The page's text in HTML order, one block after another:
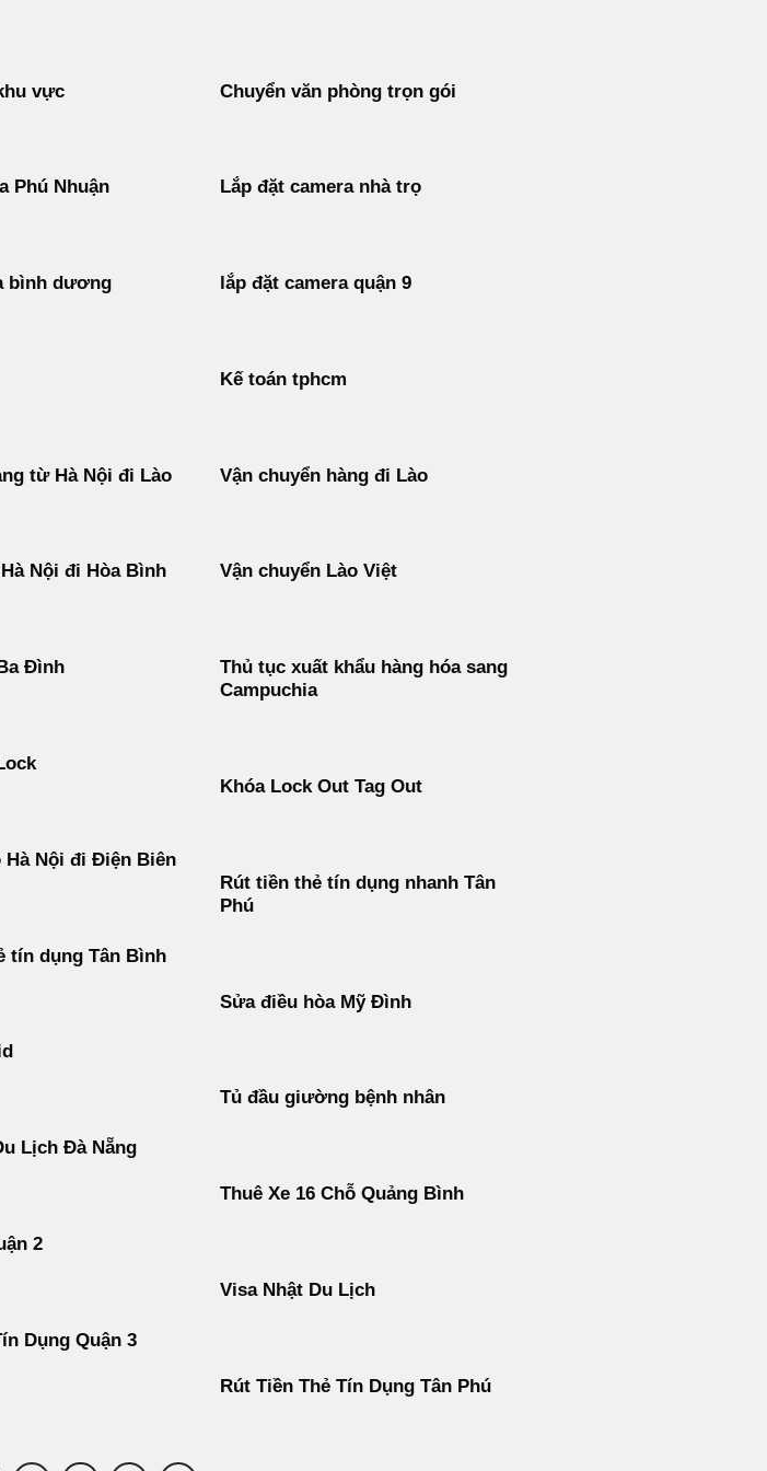
vực Chuyển văn phòng trọn gói
Phú Nhuận Lắp đặt camera nhà trọ
bình dương lắp đặt camera quận 9
Kế toán tphcm
từ Hà Nội đi Lào Vận chuyển hàng đi Lào
Nội đi Hòa Bình Vận chuyển Lào Việt
Đình
Thủ tục xuất khẩu hàng hóa sang
Campuchia
Khóa Lock Out Tag Out
Hà Nội đi Điện Biên
Rút tiền thẻ tín dụng nhanh Tân
Phú
tín dụng Tân Bình
Sửa điều hòa Mỹ Đình
Tủ đầu giường bệnh nhân
Lịch Đà Nẵng
Thuê Xe 16 Chỗ Quảng Bình
2
Visa Nhật Du Lịch
Dụng Quận 3
Rút Tiền Thẻ Tín Dụng Tân Phú